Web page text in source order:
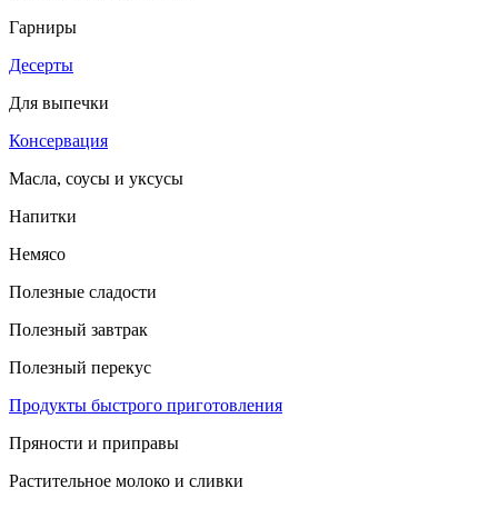
Гарниры
Десерты
Для выпечки
Консервация
Масла, соусы и уксусы
Напитки
Немясо
Полезные сладости
Полезный завтрак
Полезный перекус
Продукты быстрого приготовления
Пряности и приправы
Растительное молоко и сливки